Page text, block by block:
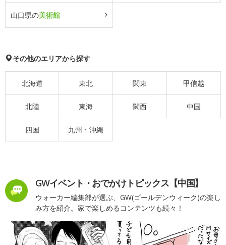
山口県の美術館
その他のエリアから探す
北海道 東北 関東 甲信越
北陸 東海 関西 中国
四国 九州・沖縄
GWイベント・おでかけトピックス【中国】
ウォーカー編集部が選ぶ、GW(ゴールデンウィーク)の楽し
み方を紹介。家で楽しめるコンテンツも続々！